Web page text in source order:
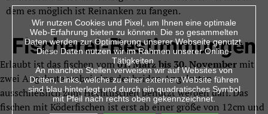
dem es möglich ist Reinanken zu fangen.
Fischerei-Bestimmungen
Erlaubt ist das fischen vom01. März bis 30. November mit
zwei Angelrute wobei eine der beiden Angelruten
ausschließlich zum Hechtfischen benutzt werden darf. Das
fischen mit Köderfischen ist erst ab einer größe von 12cm und
Wir nutzen Cookies und Pixel, um Ihnen eine optimale
Web-Erfahrung bieten zu können. Die so gesammelten
Daten werden zur Optimierung unserer Webseite genutzt.
Diese Daten nutzen wir im Rahmen unserer Online-
Tätigkeiten.
An manchen Stellen verweisen wir auf Websites von
Dritten, Links, welche zu einer externen Website führen
sind blau hinterlegt und durch ein quadratisches Symbol
mit Pfeil nach rechts oben gekennzeichnet.